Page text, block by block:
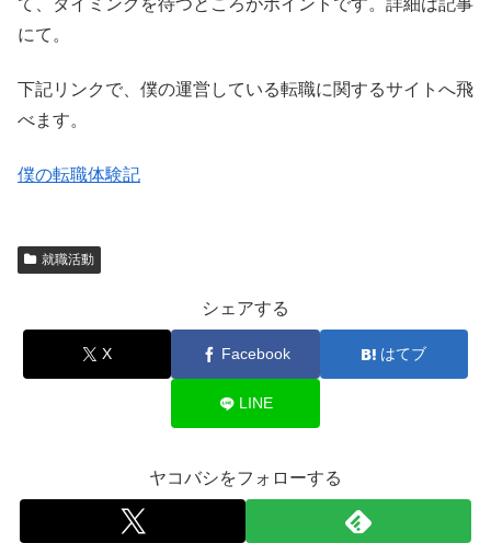
にて。
下記リンクで、僕の運営している転職に関するサイトへ飛
べます。
僕の転職体験記
就職活動
シェアする
X Facebook はてブ
LINE
ヤコバシをフォローする